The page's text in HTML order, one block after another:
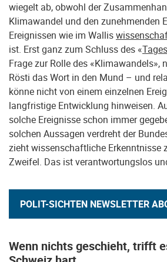
wiegelt ab, obwohl der
Klimawandel und den zunehmenden
Ereignissen wie im Wallis
ist. Erst ganz zum Schluss des «
Frage zur Rolle des «Klimawandels»,
Rösti das Wort in den Mund – und
könne nicht von einem einzelnen
langfristige Entwicklung hinweisen.
solche Ereignisse schon immer
solchen Aussagen verdreht der
zieht wissenschaftliche Erkenntnisse
Zweifel. Das ist verantwortungslos
POLIT-SICHTEN NEWSLETTER
Wenn nichts geschieht, trifft